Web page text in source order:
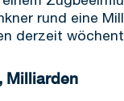
rund eine
derzeit
Milliarden